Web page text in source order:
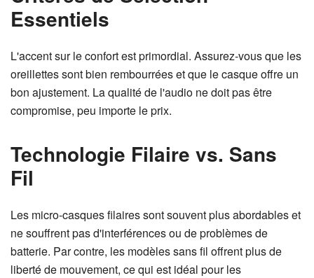
Essentiels
L'accent sur le confort est primordial. Assurez-vous que les
oreillettes sont bien rembourrées et que le casque offre un
bon ajustement. La qualité de l'audio ne doit pas être
compromise, peu importe le prix.
Technologie Filaire vs. Sans
Fil
Les micro-casques filaires sont souvent plus abordables et
ne souffrent pas d'interférences ou de problèmes de
batterie. Par contre, les modèles sans fil offrent plus de
liberté de mouvement, ce qui est idéal pour les